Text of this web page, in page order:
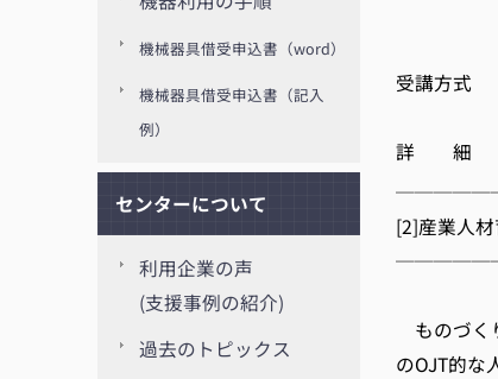
基礎講
上級
受講方式
北部産
詳 細
[2]産業人
京
ものづく
のOJT的な
機械器具借受申込書（word）
機械器具借受申込書（記入
例）
センターについて
利用企業の声
(支援事例の紹介)
過去のトピックス